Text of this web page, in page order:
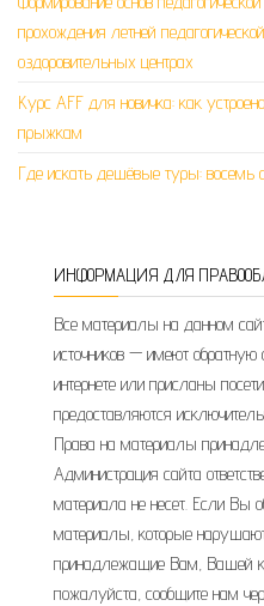
прохождения летней
оздоровительных центрах
Курс AFF для новичка: как
прыжкам
Где искать дешёвые туры: восемь
ИНФОРМАЦИЯ ДЛЯ
Все материалы на данном
источников — имеют
интернете или присланы
предоставляются
Права на материалы
Администрация сайта
материала не несет. Если Вы
материалы, которые
принадлежащие Вам, Вашей
пожалуйста, сообщите нам